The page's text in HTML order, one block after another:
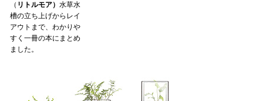
（ リトルモア） 水草水
槽の立ち上げからレイ
アウトまで、わかりや
すく一冊の本にまとめ
ました。